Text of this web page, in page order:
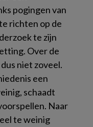
pogingen van
richten op de
te zijn
Over de
niet zoveel.
een
schaadt
Naar
te weinig